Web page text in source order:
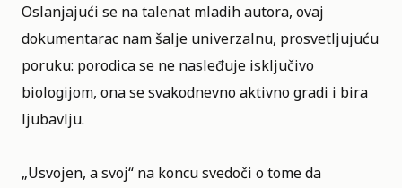
Oslanjajući se na talenat mladih autora, ovaj
dokumentarac nam šalje univerzalnu, prosvetljujuću
poruku: porodica se ne nasleđuje isključivo
biologijom, ona se svakodnevno aktivno gradi i bira
ljubavlju.
„Usvojen, a svoj“ na koncu svedoči o tome da